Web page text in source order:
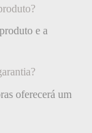
e a
oferecerá um